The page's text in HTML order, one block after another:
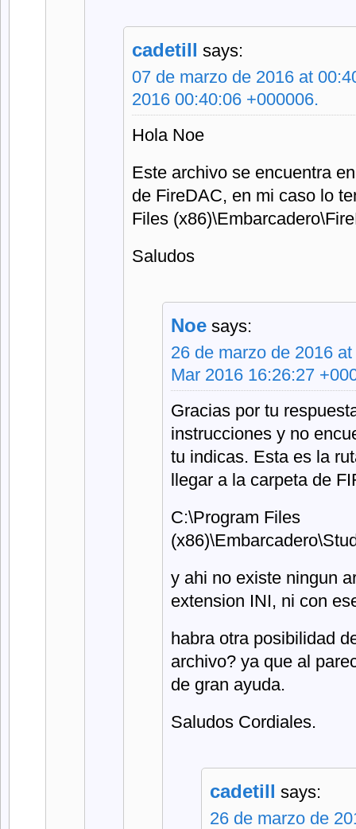
cadetill says:
07 de marzo de 2016 at
2016 00:40:06 +000006.
Hola Noe
Este archivo se encuentra
de FireDAC, en mi caso lo
Files
Saludos
Noe says:
26 de marzo de 2016
Mar 2016 16:26:27
Gracias por tu
instrucciones y no
tu indicas. Esta es la
llegar a la carpeta de
C:\Program Files
y ahi no existe ningun
extension INI, ni con
habra otra posibilidad
archivo? ya que al
de gran ayuda.
Saludos Cordiales.
cadetill says:
26 de marzo de